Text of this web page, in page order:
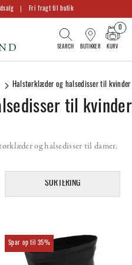
Fri fragt til butik
BUTIKKER KURV
0
til kvinder
Halstørklæder og halsedisser til kvinder
og halsedisser til damer.
SORTERING
35%